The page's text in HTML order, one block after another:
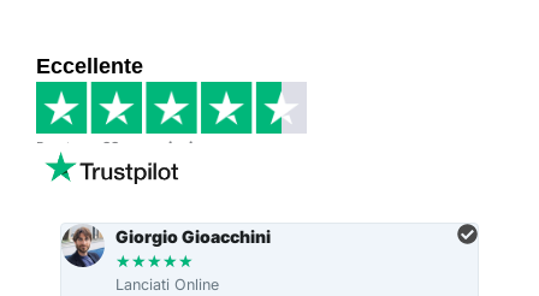
Eccellente
Basato su 33 recensioni
Giorgio Gioacchini
★★★★★
Lanciati Online